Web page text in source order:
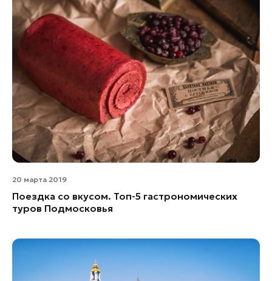
20 марта 2019
Поездка со вкусом. Топ-5 гастрономических
туров Подмосковья